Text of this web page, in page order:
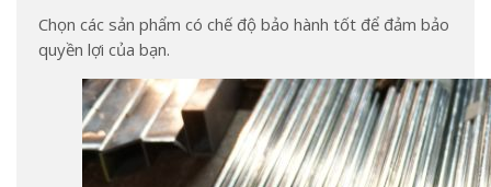
Chọn các sản phẩm có chế độ bảo hành tốt để đảm bảo
quyền lợi của bạn.